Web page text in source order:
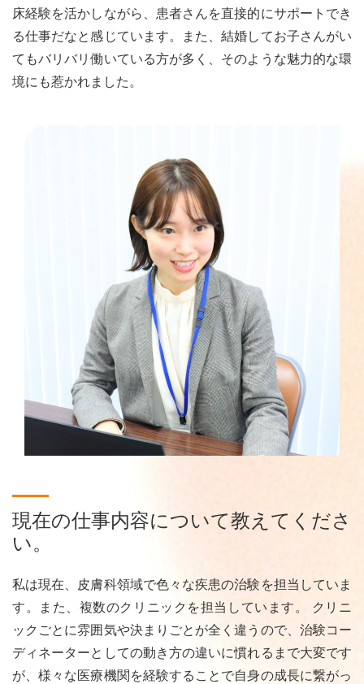
床経験を活かしながら、患者さんを直接的にサポートでき
る仕事だなと感じています。また、結婚してお子さんがい
てもバリバリ働いている方が多く、そのような魅力的な環
境にも惹かれました。
現在の仕事内容について教えてくださ
い。
私は現在、皮膚科領域で色々な疾患の治験を担当していま
す。また、複数のクリニックを担当しています。 クリニ
ックごとに雰囲気や決まりごとが全く違うので、治験コー
ディネーターとしての動き方の違いに慣れるまで大変です
が、様々な医療機関を経験することで自身の成長に繋がっ